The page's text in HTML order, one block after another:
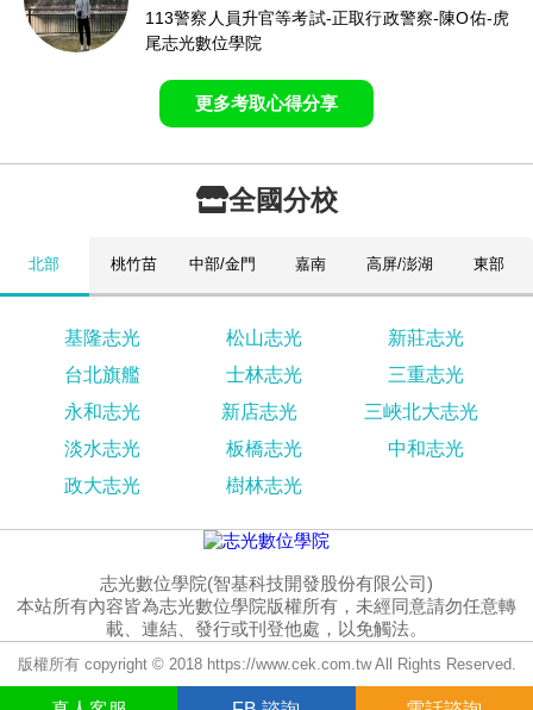
113警察人員升官等考試-正取行政警察-陳O佑-虎
尾志光數位學院
更多考取心得分享
全國分校
北部 桃竹苗 中部/金門 嘉南 高屏/澎湖 東部
基隆志光 松山志光
新莊志光
台北旗艦
士林志光
三重志光
永和志光
新店志光
三峽北大志光
淡水志光
板橋志光
中和志光
政大志光
樹林志光
志光數位學院(智基科技開發股份有限公司)
本站所有內容皆為志光數位學院版權所有，未經同意請勿任意轉
載、連結、發行或刊登他處，以免觸法。
版權所有 copyright © 2018 https://www.cek.com.tw All Rights Reserved.